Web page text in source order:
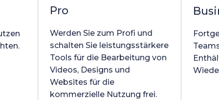
Pro
Werden Sie zum Profi und
schalten Sie leistungsstärkere
Tools für die Bearbeitung von
Videos, Designs und
Websites für die
kommerzielle Nutzung frei.